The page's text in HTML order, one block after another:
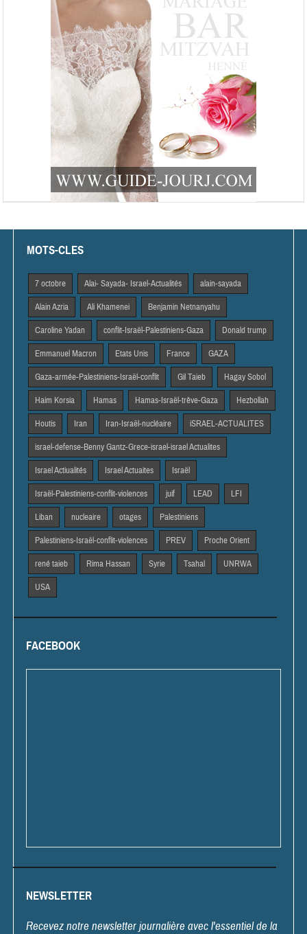
MOTS-CLES
7 octobre Alai- Sayada- Israel-Actualités alain-sayada
Alain Azria Ali Khamenei Benjamin Netnanyahu
Caroline Yadan conflit-Israël-Palestiniens-Gaza Donald trump
Emmanuel Macron Etats Unis France GAZA
Gaza-armée-Palestiniens-Israël-conflit Gil Taieb Hagay Sobol
Haim Korsia Hamas Hamas-Israël-trêve-Gaza Hezbollah
Houtis Iran Iran-Israël-nucléaire iSRAEL-ACTUALITES
israel-defense-Benny Gantz-Grece-israel-israel Actualites
Israel Actiualités Israel Actuaites Israël
Israël-Palestiniens-conflit-violences juif LEAD LFI
Liban nucleaire otages Palestiniens
Palestiniens-Israël-conflit-violences PREV Proche Orient
rené taieb Rima Hassan Syrie Tsahal UNRWA
USA
FACEBOOK
NEWSLETTER
Recevez notre newsletter journalière avec l'essentiel de la